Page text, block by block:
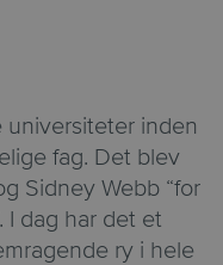
universiteter inden
fag. Det blev
Sidney Webb “for
I dag har det et
ry i hele